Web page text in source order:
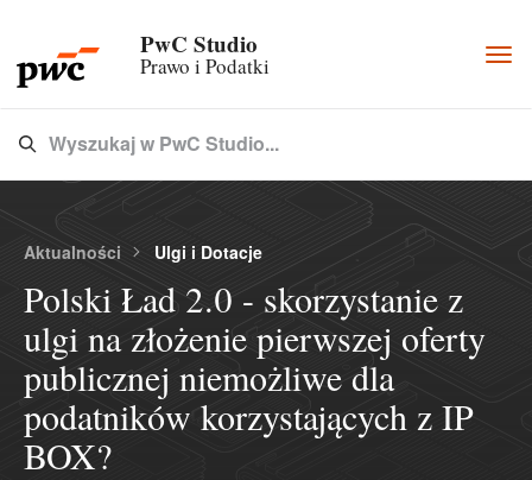
PwC Studio
Prawo i Podatki
Type 3 or more characters for results.
Wyszukaj w PwC Studio...
Aktualności Ulgi i Dotacje
Polski Ład 2.0 - skorzystanie z
ulgi na złożenie pierwszej oferty
publicznej niemożliwe dla
podatników korzystających z IP
BOX?